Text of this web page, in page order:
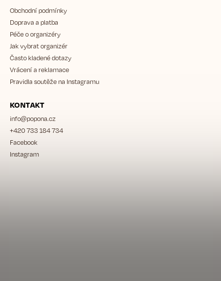
Obchodní podmínky
Doprava a platba
Péče o organizéry
Jak vybrat organizér
Často kladené dotazy
Vrácení a reklamace
Pravidla soutěže na Instagramu
KONTAKT
info@popona.cz
+420 733 184 734
Facebook
Instagram